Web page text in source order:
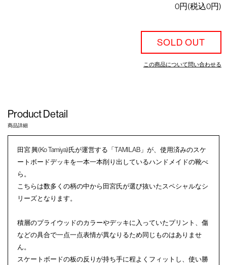
0円(税込0円)
SOLD OUT
この商品について問い合わせる
Product Detail
商品詳細
田宮 興(Ko Tamiya)氏が運営する「TAMILAB」が、使用済みのスケ
ートボードデッキを一本一本削り出しているハンドメイドの靴べ
ら。
こちらは数多くの柄の中から田宮氏が選び抜いたスペシャルなシ
リーズとなります。
積層のプライウッドのカラーやデッキに入っていたプリント、傷
などの具合で一点一点表情が異なりるため同じものはありませ
ん。
スケートボードの板の反りが持ち手に程よくフィットし、使い勝